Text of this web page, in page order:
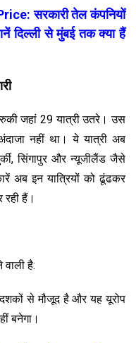
सरकारी तेल कंपनियों
दिल्ली से मुंबई तक क्या हैं
जहां 29 यात्री उतरे। उस
नहीं था। ये यात्री अब
सिंगापुर और न्यूजीलैंड जैसे
अब इन यात्रियों को ढूंढकर
हैं।
वाली है:
से मौजूद है और यह यूरोप
बनेगा।